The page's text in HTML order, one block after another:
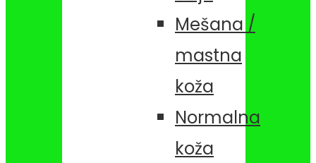
Mešana /
mastna
koža
Normalna
koža